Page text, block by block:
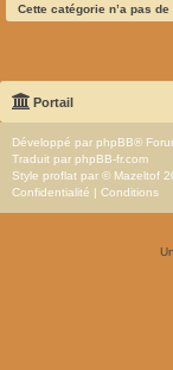
Cette catégorie n’a pas de
Portail
Développé par phpBB®
Traduit par phpBB-fr.com
Style proflat par © Mazeltof
Confidentialité | Conditions